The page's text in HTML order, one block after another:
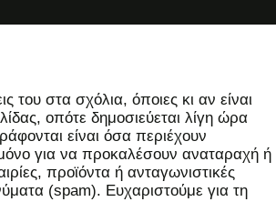
στα σχόλια, όποιες κι αν είναι
οπότε δημοσιεύεται λίγη ώρα
είναι όσα περιέχουν
για να προκαλέσουν αναταραχή ή
προϊόντα ή ανταγωνιστικές
(spam). Ευχαριστούμε για τη